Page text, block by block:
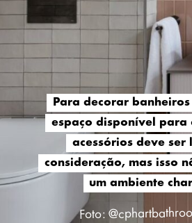
Para decorar
espaço disponível
acessórios deve ser
consideração, mas isso
um ambiente
Para decorar
espaço disponível
acessórios deve ser
consideração, mas isso
um ambiente
Foto: